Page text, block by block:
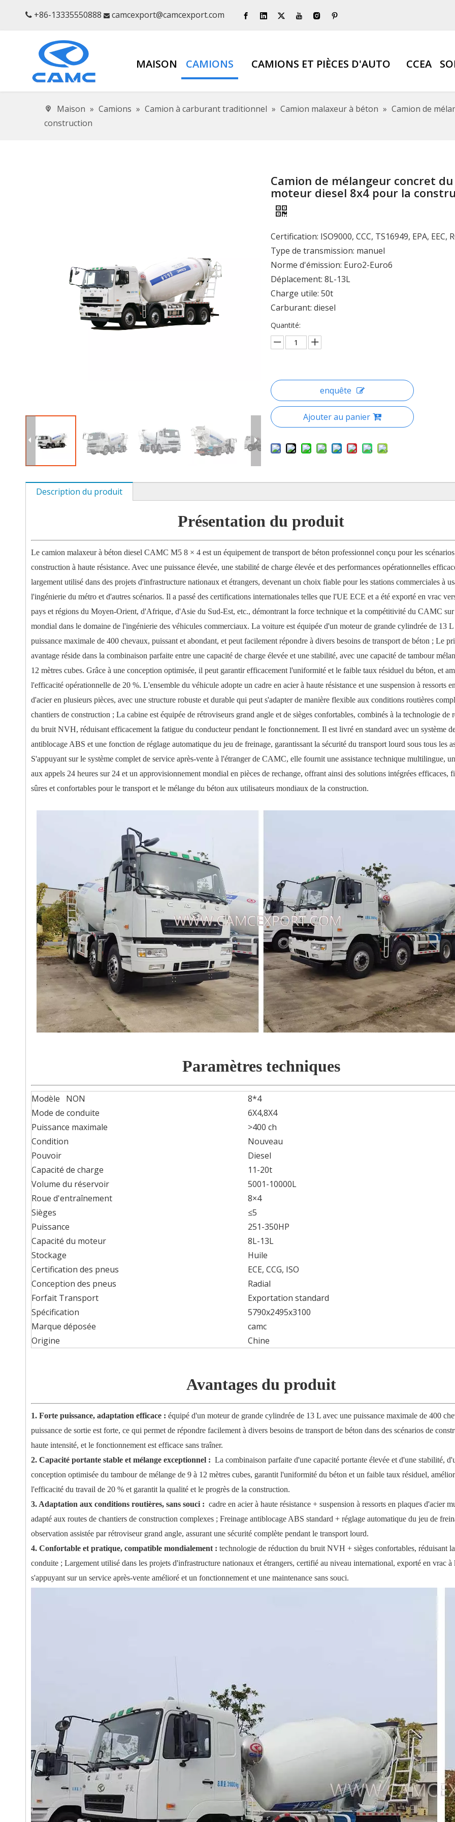
 +86-13335550888  camcexport@camcexport.com
MAISON CAMIONS CAMIONS ET PIÈCES D'AUTO CCEA
Maison » Camions » Camion à carburant traditionnel » Camion malaxeur à béton » Camion de
construction
Camion de mélangeur concret du
moteur diesel 8x4 pour la
Certification: ISO9000, CCC, TS16949, EPA, EEC,
Type de transmission: manuel
Norme d'émission: Euro2-Euro6
Déplacement: 8L-13L
Charge utile: 50t
Carburant: diesel
Quantité:
enquête
Ajouter au panier
Description du produit
Présentation du produit
Le camion malaxeur à béton diesel CAMC M5 8 × 4 est un équipement de transport de béton professionnel conçu pour les
construction à haute résistance. Avec une puissance élevée, une stabilité de charge élevée et des performances opérationnelles
largement utilisé dans des projets d'infrastructure nationaux et étrangers, devenant un choix fiable pour les stations commerciales à
l'ingénierie du métro et d'autres scénarios. Il a passé des certifications internationales telles que l'UE ECE et a été exporté en vrac
pays et régions du Moyen-Orient, d'Afrique, d'Asie du Sud-Est, etc., démontrant la force technique et la compétitivité du CAMC sur
mondial dans le domaine de l'ingénierie des véhicules commerciaux. La voiture est équipée d'un moteur de grande cylindrée de 13
puissance maximale de 400 chevaux, puissant et abondant, et peut facilement répondre à divers besoins de transport de béton ; Le
avantage réside dans la combinaison parfaite entre une capacité de charge élevée et une stabilité, avec une capacité de tambour
12 mètres cubes. Grâce à une conception optimisée, il peut garantir efficacement l'uniformité et le faible taux résiduel du béton, et
l'efficacité opérationnelle de 20 %. L'ensemble du véhicule adopte un cadre en acier à haute résistance et une suspension à ressorts
d'acier en plusieurs pièces, avec une structure robuste et durable qui peut s'adapter de manière flexible aux conditions routières
chantiers de construction ; La cabine est équipée de rétroviseurs grand angle et de sièges confortables, combinés à la technologie de
du bruit NVH, réduisant efficacement la fatigue du conducteur pendant le fonctionnement. Il est livré en standard avec un système
antiblocage ABS et une fonction de réglage automatique du jeu de freinage, garantissant la sécurité du transport lourd sous tous les
S'appuyant sur le système complet de service après-vente à l'étranger de CAMC, elle fournit une assistance technique multilingue,
aux appels 24 heures sur 24 et un approvisionnement mondial en pièces de rechange, offrant ainsi des solutions intégrées efficaces,
sûres et confortables pour le transport et le mélange du béton aux utilisateurs mondiaux de la construction.
Paramètres techniques
Modèle NON
8*4
Mode de conduite
6X4,8X4
Puissance maximale
>400 ch
Condition
Nouveau
Pouvoir
Diesel
Capacité de charge
11-20t
Volume du réservoir
5001-10000L
Roue d'entraînement
8×4
Sièges
≤5
Puissance
251-350HP
Capacité du moteur
8L-13L
Stockage
Huile
Certification des pneus
ECE, CCG, ISO
Conception des pneus
Radial
Forfait Transport
Exportation standard
Spécification
5790x2495x3100
Marque déposée
camc
Origine
Chine
Avantages du produit
1. Forte puissance, adaptation efficace : équipé d'un moteur de grande cylindrée de 13 L avec une puissance maximale de 400
puissance de sortie est forte, ce qui permet de répondre facilement à divers besoins de transport de béton dans des scénarios de
haute intensité, et le fonctionnement est efficace sans traîner.
2. Capacité portante stable et mélange exceptionnel : La combinaison parfaite d'une capacité portante élevée et d'une stabilité,
conception optimisée du tambour de mélange de 9 à 12 mètres cubes, garantit l'uniformité du béton et un faible taux résiduel,
l'efficacité du travail de 20 % et garantit la qualité et le progrès de la construction.
3. Adaptation aux conditions routières, sans souci : cadre en acier à haute résistance + suspension à ressorts en plaques d'acier
adapté aux routes de chantiers de construction complexes ; Freinage antiblocage ABS standard + réglage automatique du jeu de
observation assistée par rétroviseur grand angle, assurant une sécurité complète pendant le transport lourd.
4. Confortable et pratique, compatible mondialement : technologie de réduction du bruit NVH + sièges confortables, réduisant
conduite ; Largement utilisé dans les projets d'infrastructure nationaux et étrangers, certifié au niveau international, exporté en vrac à
s'appuyant sur un service après-vente amélioré et un fonctionnement et une maintenance sans souci.